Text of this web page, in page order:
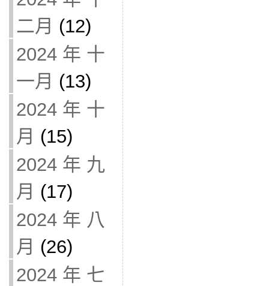
二月 (12)
2024 年 十
一月 (13)
2024 年 十
月 (15)
2024 年 九
月 (17)
2024 年 八
月 (26)
2024 年 七